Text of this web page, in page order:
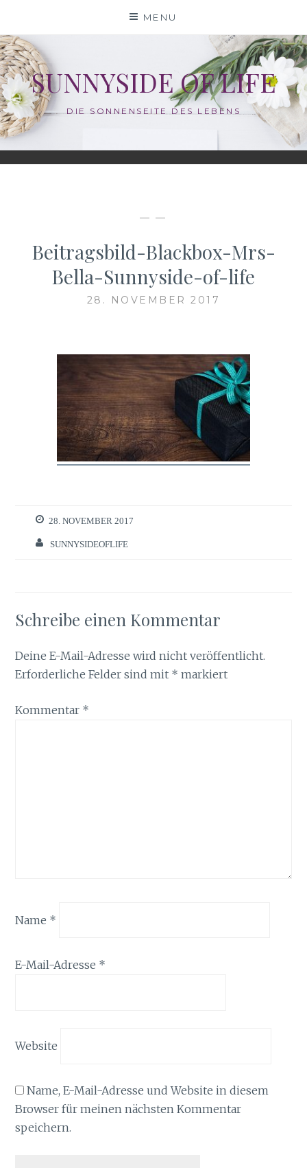
content
MENU
SUNNYSIDE OF LIFE
DIE SONNENSEITE DES LEBENS
— —
Beitragsbild-Blackbox-Mrs-
Bella-Sunnyside-of-life
28. NOVEMBER 2017
28. NOVEMBER 2017
SUNNYSIDEOFLIFE
Schreibe einen Kommentar
Deine E-Mail-Adresse wird nicht veröffentlicht.
Erforderliche Felder sind mit * markiert
Kommentar *
Name *
E-Mail-Adresse *
Website
Name, E-Mail-Adresse und Website in diesem
Browser für meinen nächsten Kommentar
speichern.